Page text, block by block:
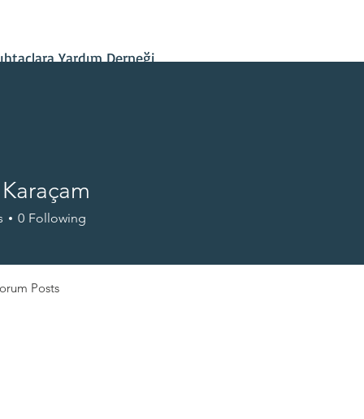
Yardım Derneği
0 Following
Posts